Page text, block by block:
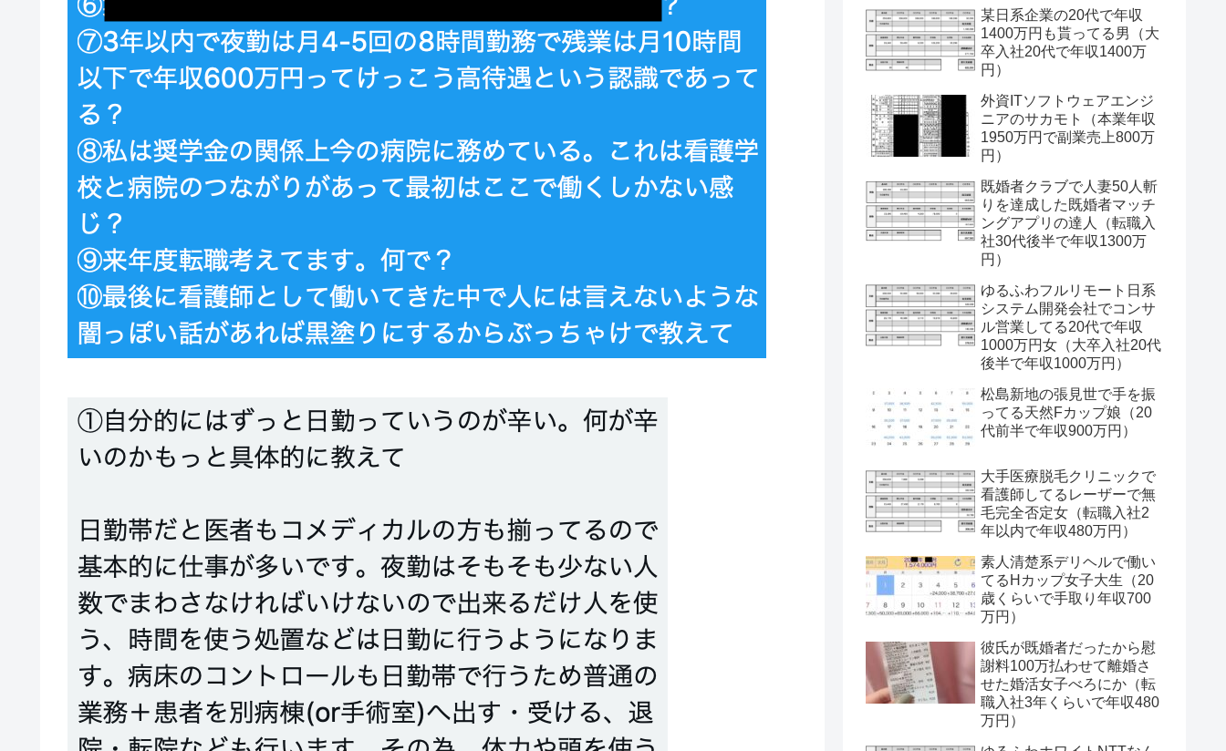
某日系企業の20代で年収
1400万円も貰ってる男（大
卒入社20代で年収1400万
円）
外資ITソフトウェアエンジ
ニアのサカモト（本業年収
1950万円で副業売上800万
円）
既婚者クラブで人妻50人斬
りを達成した既婚者マッチ
ングアプリの達人（転職入
社30代後半で年収1300万
円）
ゆるふわフルリモート日系
システム開発会社でコンサ
ル営業してる20代で年収
1000万円女（大卒入社20代
後半で年収1000万円）
松島新地の張見世で手を振
ってる天然Fカップ娘（20
代前半で年収900万円）
大手医療脱毛クリニックで
看護師してるレーザーで無
毛完全否定女（転職入社2
年以内で年収480万円）
素人清楚系デリヘルで働い
てるHカップ女子大生（20
歳くらいで手取り年収700
万円）
彼氏が既婚者だったから慰
謝料100万払わせて離婚さ
せた婚活女子べろにか（転
職入社3年くらいで年収480
万円）